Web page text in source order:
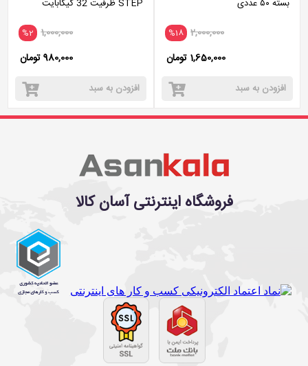
بسته ۵۰ عددی
%18 2,000,000
1,650,000 تومان
افزودن به سبد
STEP ظرفیت 32 گیگابایت
%2 1,000,000
980,000 تومان
افزودن به سبد
فروشگاه اینترنتی آسان کالا